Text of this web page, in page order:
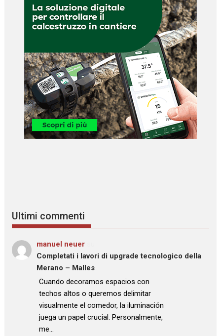
Ultimi commenti
manuel neuer
Completati i lavori di upgrade tecnologico della
Merano – Malles
: “
Cuando decoramos espacios con
techos altos o queremos delimitar
visualmente el comedor, la iluminación
juega un papel crucial. Personalmente,
me…
”